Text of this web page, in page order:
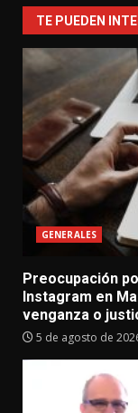
TE PUEDEN
GENERALES
Preocupación
Instagram en
venganza o
5 de agosto de